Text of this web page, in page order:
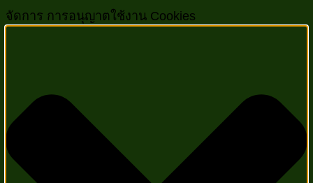
จัดการ การอนุญาตใช้งาน Cookies